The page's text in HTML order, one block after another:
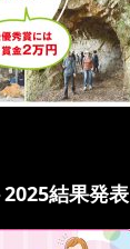
結果発表